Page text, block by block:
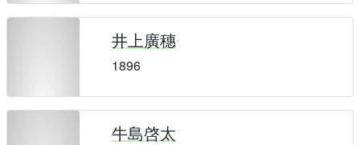
井上廣穗
1896
牛島啓太